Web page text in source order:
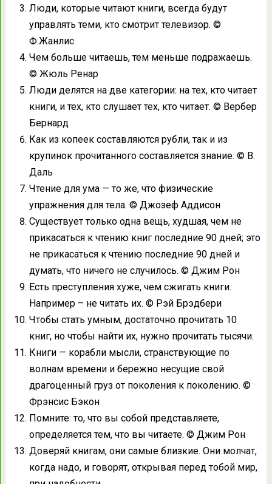
Люди, которые читают книги, всегда будут
управлять теми, кто смотрит телевизор. ©
Ф.Жанлис
Чем больше читаешь, тем меньше подражаешь.
© Жюль Ренар
Люди делятся на две категории: на тех, кто читает
книги, и тех, кто слушает тех, кто читает. © Вербер
Бернард
Как из копеек составляются рубли, так и из
крупинок прочитанного составляется знание. © В.
Даль
Чтение для ума — то же, что физические
упражнения для тела. © Джозеф Аддисон
Существует только одна вещь, худшая, чем не
прикасаться к чтению книг последние 90 дней; это
не прикасаться к чтению последние 90 дней и
думать, что ничего не случилось. © Джим Рон
Есть преступления хуже, чем сжигать книги.
Например – не читать их. © Рэй Брэдбери
Чтобы стать умным, достаточно прочитать 10
книг, но чтобы найти их, нужно прочитать тысячи.
Книги — корабли мысли, странствующие по
волнам времени и бережно несущие свой
драгоценный груз от поколения к поколению. ©
Фрэнсис Бэкон
Помните: то, что вы собой представляете,
определяется тем, что вы читаете. © Джим Рон
Доверяй книгам, они самые близкие. Они молчат,
когда надо, и говорят, открывая перед тобой мир,